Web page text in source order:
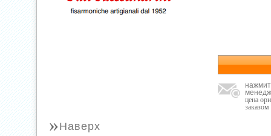
цена
заказом
» Наверх